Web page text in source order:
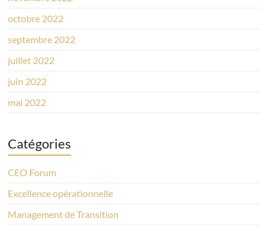
octobre 2022
septembre 2022
juillet 2022
juin 2022
mai 2022
Catégories
CEO Forum
Excellence opérationnelle
Management de Transition